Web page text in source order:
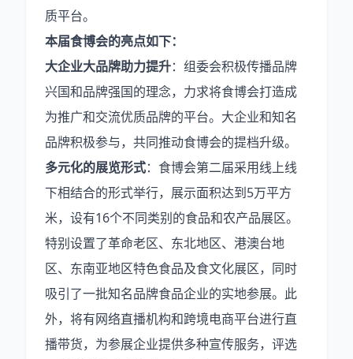
质平台。
本届食博会的亮点如下：
大企业大品牌助力提升：组委会积极传播品牌
兴国和品牌强国的理念，力求将食博会打造成
为推广和交流优质品牌的平台。大企业和知名
品牌积极参与，共同推动食博会的提档升级。
多元化的展览形式：食博会第二届采用线上线
下相结合的形式举行，展示面积达到5万平方
米，设有16个不同类别的食品和农产品展区。
特别设置了革命老区、东北地区、港澳台地
区、东南亚地区特色食品及食文化展区，同时
吸引了一批知名品牌食品企业的实地参展。此
外，将有网络直播机构和跨境电商平台进行直
播带货，为参展企业提供多种宣传服务，评选